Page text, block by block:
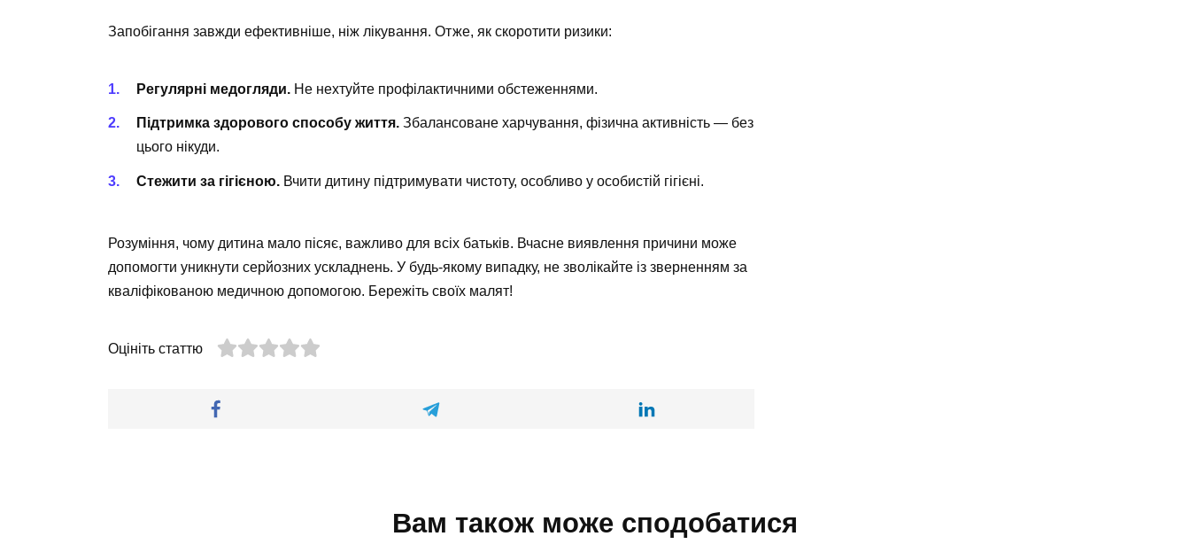
Запобігання завжди ефективніше, ніж лікування. Отже, як скоротити ризики:
Регулярні медогляди. Не нехтуйте профілактичними обстеженнями.
Підтримка здорового способу життя. Збалансоване харчування, фізична активність — без
цього нікуди.
Стежити за гігієною. Вчити дитину підтримувати чистоту, особливо у особистій гігієні.
Розуміння, чому дитина мало пісяє, важливо для всіх батьків. Вчасне виявлення причини може
допомогти уникнути серйозних ускладнень. У будь-якому випадку, не зволікайте із зверненням за
кваліфікованою медичною допомогою. Бережіть своїх малят!
Оцініть статтю
Вам також може сподобатися